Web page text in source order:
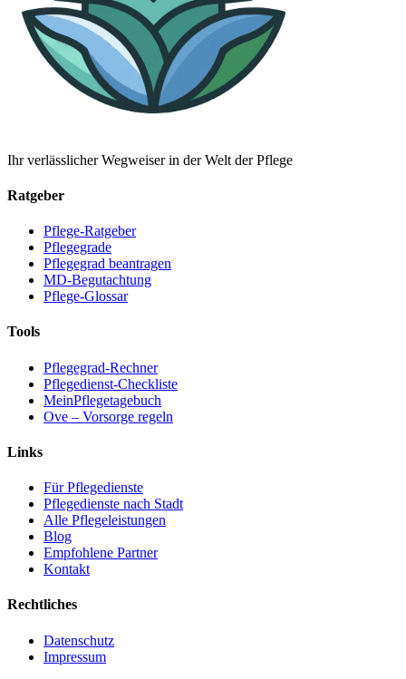
Ihr verlässlicher Wegweiser in der Welt der Pflege
Ratgeber
Pflege-Ratgeber
Pflegegrade
Pflegegrad beantragen
MD-Begutachtung
Pflege-Glossar
Tools
Pflegegrad-Rechner
Pflegedienst-Checkliste
MeinPflegetagebuch
Ove – Vorsorge regeln
Links
Für Pflegedienste
Pflegedienste nach Stadt
Alle Pflegeleistungen
Blog
Empfohlene Partner
Kontakt
Rechtliches
Datenschutz
Impressum